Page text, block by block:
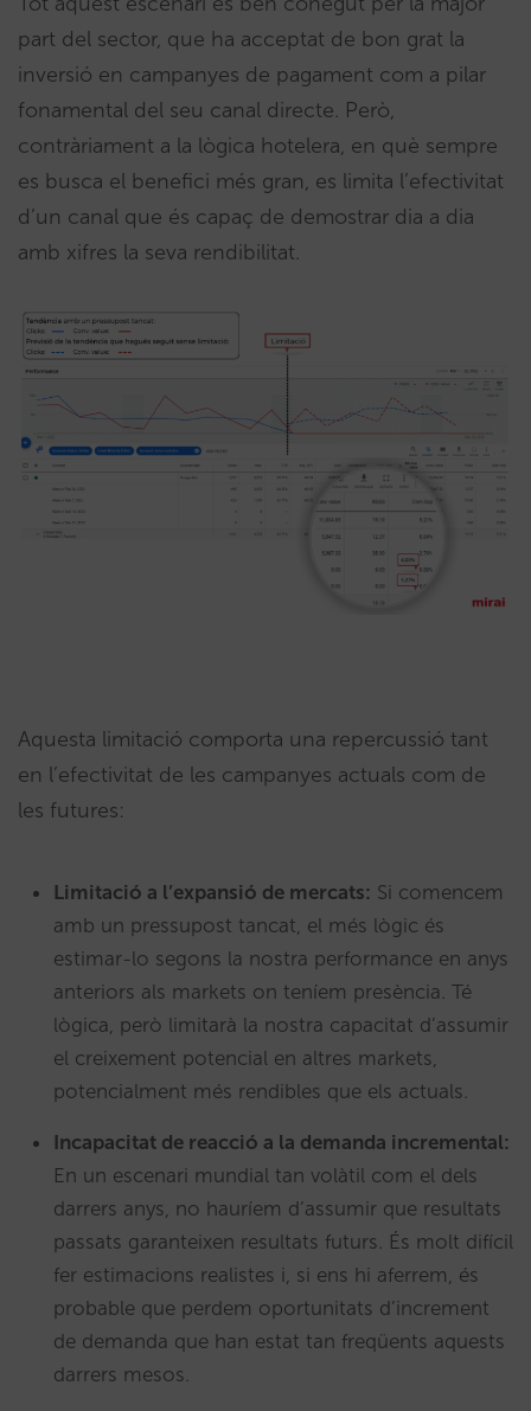
part del sector, que ha acceptat de bon grat la
inversió en campanyes de pagament com a pilar
fonamental del seu canal directe. Però,
contràriament a la lògica hotelera, en què sempre
es busca el benefici més gran, es limita l’efectivitat
d’un canal que és capaç de demostrar dia a dia
amb xifres la seva rendibilitat.
Aquesta limitació comporta una repercussió tant
en l’efectivitat de les campanyes actuals com de
les futures:
Limitació a l’expansió de mercats: Si comencem
amb un pressupost tancat, el més lògic és
estimar-lo segons la nostra performance en anys
anteriors als markets on teníem presència. Té
lògica, però limitarà la nostra capacitat d’assumir
el creixement potencial en altres markets,
potencialment més rendibles que els actuals.
Incapacitat de reacció a la demanda incremental:
En un escenari mundial tan volàtil com el dels
darrers anys, no hauríem d’assumir que resultats
passats garanteixen resultats futurs. És molt difícil
fer estimacions realistes i, si ens hi aferrem, és
probable que perdem oportunitats d’increment
de demanda que han estat tan freqüents aquests
darrers mesos.